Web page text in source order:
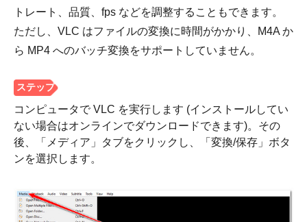
ステップ
2。
トレート、品質、fps などを調整することもできます。
ただし、VLC はファイルの変換に時間がかかり、M4A か
ら MP4 へのバッチ変換をサポートしていません。
コンピュータで VLC を実行します (インストールしてい
ない場合はオンラインでダウンロードできます)。その
後、「メディア」タブをクリックし、「変換/保存」ボタ
ンを選択します。